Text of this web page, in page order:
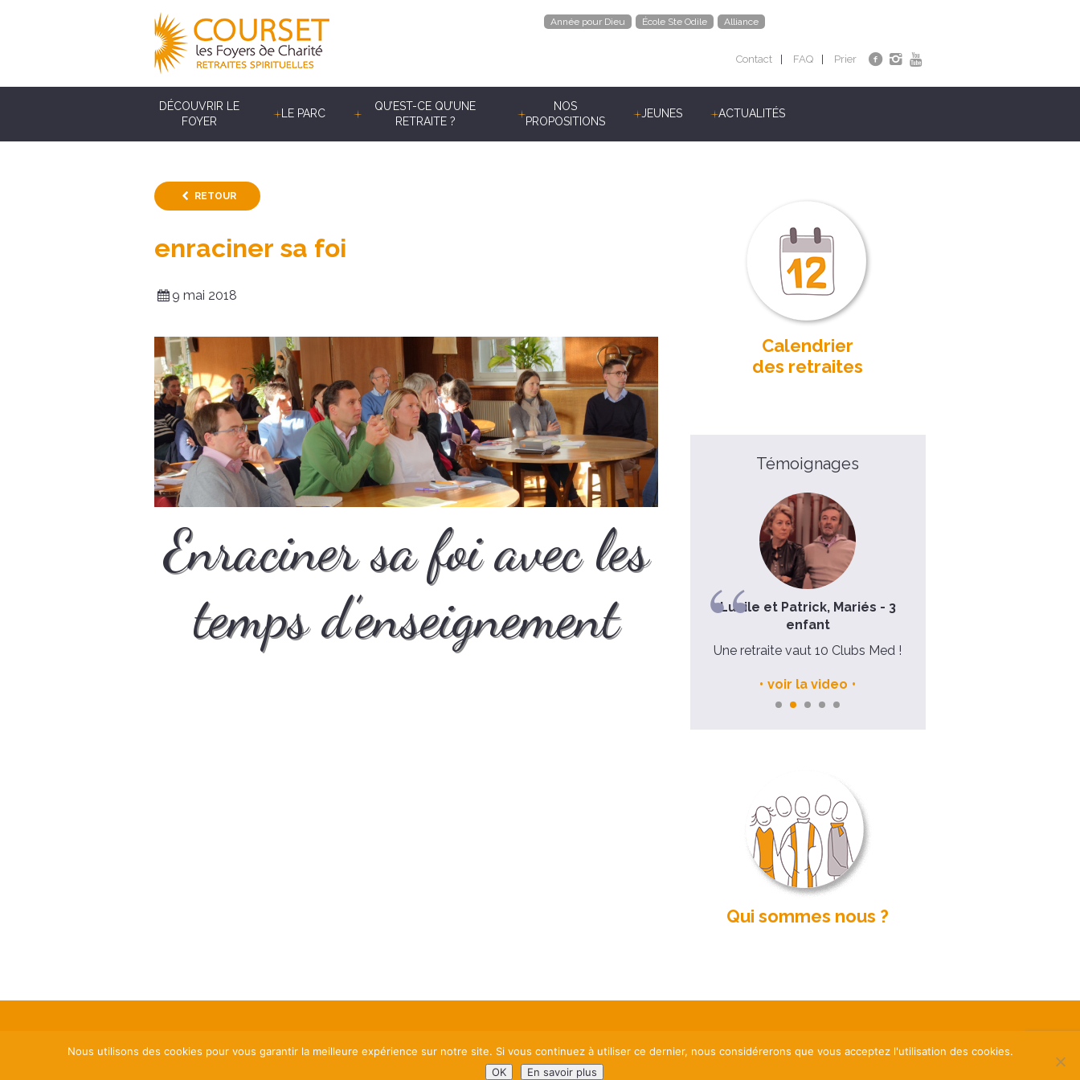
Année pour Dieu École Ste Odile Alliance
Contact FAQ Prier
DÉCOUVRIR LE
FOYER
LE PARC
QU’EST-CE QU’UNE
RETRAITE ?
NOS
PROPOSITIONS
JEUNES ACTUALITÉS
RETOUR
enraciner sa foi
9 mai 2018
Enraciner sa foi avec les
temps d’enseignement
Calendrier
des retraites
Témoignages
Mélanie, 31 ans
Hyper connectée, le silence m'a
Véronique, 41 ans
J'avais besoin de revisiter les
Lucile et Patrick, Mariés - 3
enfant
Une retraite vaut 10 Clubs Med !
voir la video
Qui sommes nous ?
Mentions légales Contact FAQ
Nous utilisons des cookies pour vous garantir la meilleure expérience sur notre site. Si vous continuez à utiliser ce dernier, nous considérerons que vous acceptez l'utilisation des cookies.
OK
En savoir plus